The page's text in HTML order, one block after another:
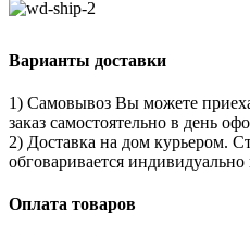
Варианты доставки
1) Самовывоз Вы можете
заказ самостоятельно в день
2) Доставка на дом курьером.
обговаривается
Оплата товаров